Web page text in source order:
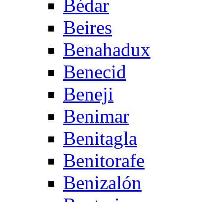
Bédar
Beires
Benahadux
Benecid
Beneji
Benimar
Benitagla
Benitorafe
Benizalón